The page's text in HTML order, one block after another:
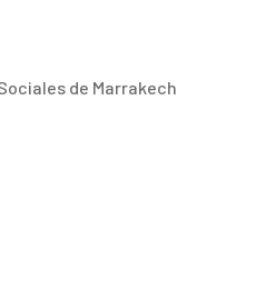
de Marrakech